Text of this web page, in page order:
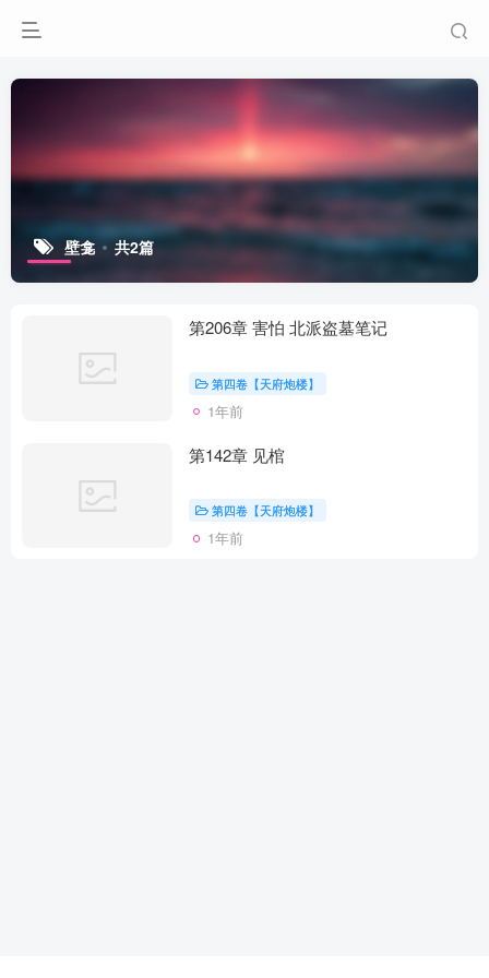
壁龛 共2篇
第206章 害怕 北派盗墓笔记
第四卷【天府炮楼】
1年前
第142章 见棺
第四卷【天府炮楼】
1年前